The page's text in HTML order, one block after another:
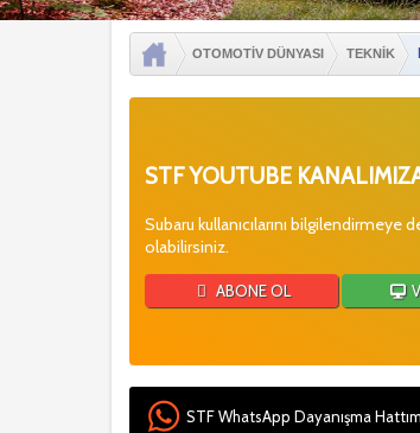
OTOMOTİV DÜNYASI TEKNİK
STF YOUTUBE
Subaru kullanıcılarını
olabilirsiniz.
ABONE OL
STF WhatsApp Dayanışma